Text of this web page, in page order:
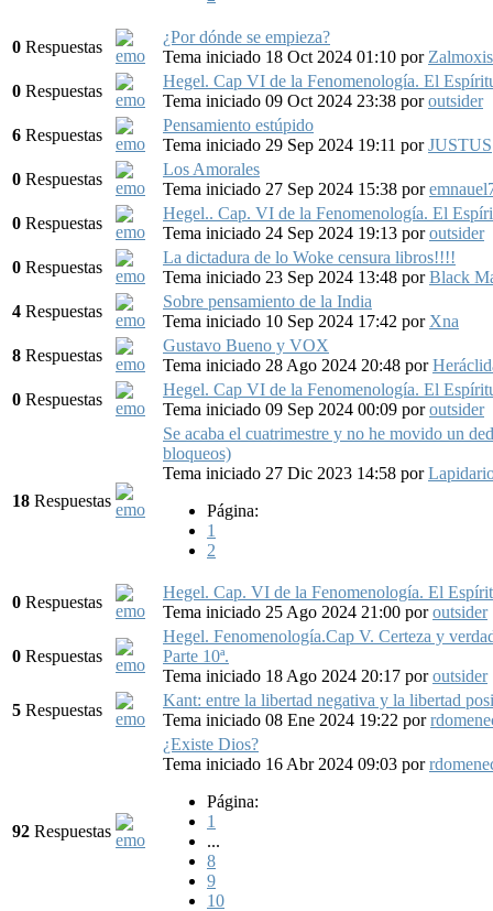
0 Respuestas
¿Por dónde se empieza?
Tema iniciado 18 Oct 2024 01:10 por Zalmoxis
0 Respuestas
Hegel. Cap VI de la Fenomenología. El
Tema iniciado 09 Oct 2024 23:38 poroutsider
6 Respuestas
Pensamiento estúpido
Tema iniciado 29 Sep 2024 19:11 porJUSTUS
0 Respuestas
Los Amorales
Tema iniciado 27 Sep 2024 15:38 por
0 Respuestas
Hegel.. Cap. VI de la Fenomenología. El
Tema iniciado 24 Sep 2024 19:13 poroutsider
0 Respuestas
La dictadura de lo Woke censura libros!!!!
Tema iniciado 23 Sep 2024 13:48 porBlack
4 Respuestas
Sobre pensamiento de la India
Tema iniciado 10 Sep 2024 17:42 por Xna
8 Respuestas
Gustavo Bueno y VOX
Tema iniciado 28 Ago 2024 20:48 por
0 Respuestas
Hegel. Cap VI de la Fenomenología. El
Tema iniciado 09 Sep 2024 00:09 poroutsider
18 Respuestas
Se acaba el cuatrimestre y no he movido un
bloqueos)
Tema iniciado 27 Dic 2023 14:58 por
Página:
1
2
0 Respuestas
Hegel. Cap. VI de la Fenomenología. El
Tema iniciado 25 Ago 2024 21:00 poroutsider
0 Respuestas
Hegel. Fenomenología.Cap V. Certeza y
Parte 10ª.
Tema iniciado 18 Ago 2024 20:17 poroutsider
5 Respuestas
Kant: entre la libertad negativa y la libertad
Tema iniciado 08 Ene 2024 19:22 por
92 Respuestas
¿Existe Dios?
Tema iniciado 16 Abr 2024 09:03 por
Página:
1
...
8
9
10